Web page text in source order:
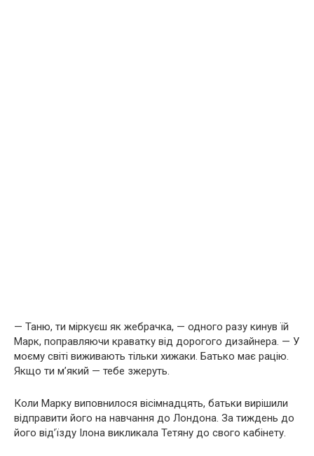
— Таню, ти міркуєш як жебрачка, — одного разу кинув їй
Марк, поправляючи краватку від дорогого дизайнера. — У
моєму світі виживають тільки хижаки. Батько має рацію.
Якщо ти м’який — тебе зжеруть.
Коли Марку виповнилося вісімнадцять, батьки вирішили
відправити його на навчання до Лондона. За тиждень до
його від’їзду Ілона викликала Тетяну до свого кабінету.